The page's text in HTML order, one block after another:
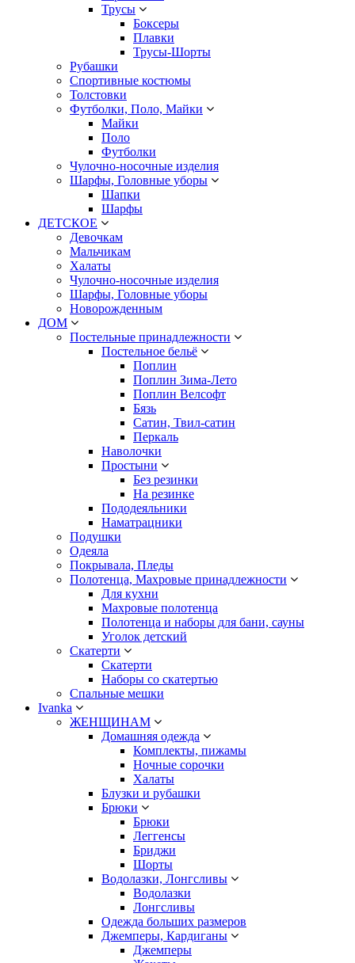
Трусы
Боксеры
Плавки
Трусы-Шорты
Рубашки
Спортивные костюмы
Толстовки
Футболки, Поло, Майки
Майки
Поло
Футболки
Чулочно-носочные изделия
Шарфы, Головные уборы
Шапки
Шарфы
ДЕТСКОЕ
Девочкам
Мальчикам
Халаты
Чулочно-носочные изделия
Шарфы, Головные уборы
Новорожденным
ДОМ
Постельные принадлежности
Постельное бельё
Поплин
Поплин Зима-Лето
Поплин Велсофт
Бязь
Сатин, Твил-сатин
Перкаль
Наволочки
Простыни
Без резинки
На резинке
Пододеяльники
Наматрацники
Подушки
Одеяла
Покрывала, Пледы
Полотенца, Махровые принадлежности
Для кухни
Махровые полотенца
Полотенца и наборы для бани, сауны
Уголок детский
Скатерти
Скатерти
Наборы со скатертью
Спальные мешки
Ivanka
ЖЕНЩИНАМ
Домашняя одежда
Комплекты, пижамы
Ночные сорочки
Халаты
Блузки и рубашки
Брюки
Брюки
Леггенсы
Бриджи
Шорты
Водолазки, Лонгсливы
Водолазки
Лонгсливы
Одежда больших размеров
Джемперы, Кардиганы
Джемперы